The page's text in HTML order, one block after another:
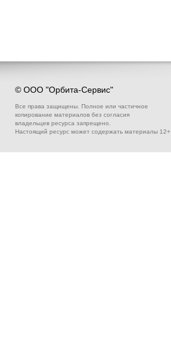
© ООО "Орбита-Сервис"
Все права защищены. Полное или частичное
копирование материалов без согласия
владельцев ресурса запрещено.
Настоящий ресурс может содержать материалы 12+